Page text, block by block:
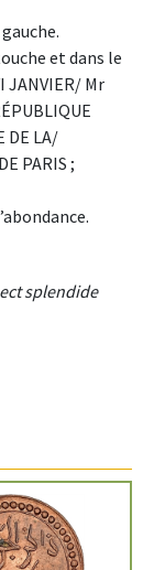
et dans le
JANVIER/ Mr
DE LA/
PARIS ;
splendide